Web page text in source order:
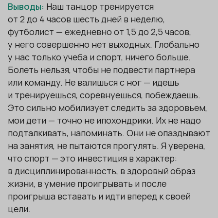
Выводы: Наш танцор тренируется
от 2 до 4 часов шесть дней в неделю,
футболист — ежедневно от 1,5 до 2,5 часов,
у него совершенно нет выходных. Глобально
у нас только учеба и спорт, ничего больше.
Болеть нельзя, чтобы не подвести партнера
или команду. Не валишься с ног — идешь
и тренируешься, соревнуешься, побеждаешь.
Это сильно мобилизует следить за здоровьем,
мои дети — точно не ипохондрики. Их не надо
подталкивать, напоминать. Они не опаздывают
на занятия, не пытаются прогулять. Я уверена,
что спорт — это инвестиция в характер:
в дисциплинированность, в здоровый образ
жизни, в умение проигрывать и после
проигрыша вставать и идти вперед к своей
цели.